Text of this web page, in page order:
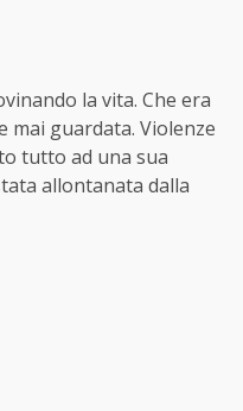
la vita. Che era
mai guardata. Violenze
tutto ad una sua
allontanata dalla